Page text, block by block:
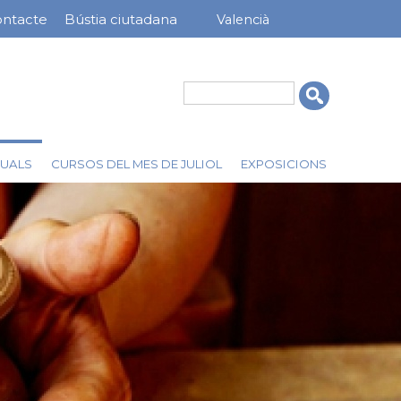
Valencià
Bústia ciutadana
CURSOS DEL MES DE JULIOL EXPOSICIONS